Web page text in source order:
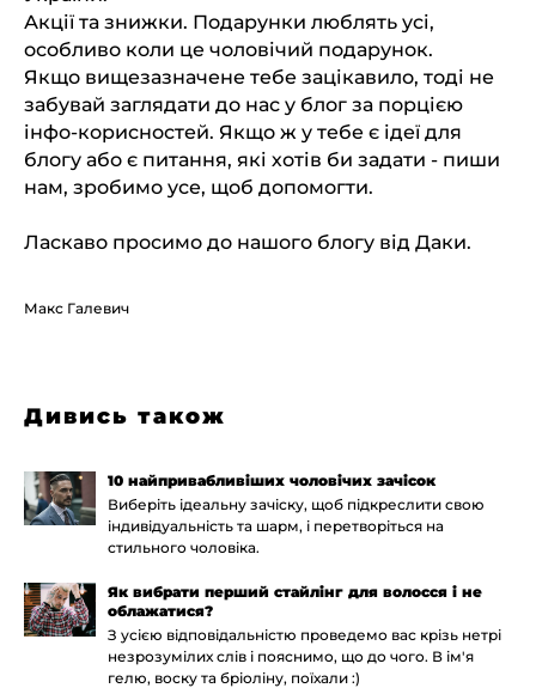
Акції та знижки. Подарунки люблять усі,
особливо коли це чоловічий подарунок.
Якщо вищезазначене тебе зацікавило, тоді не
забувай заглядати до нас у блог за порцією
інфо-корисностей. Якщо ж у тебе є ідеї для
блогу або є питання, які хотів би задати - пиши
нам, зробимо усе, щоб допомогти.
Ласкаво просимо до нашого блогу від Даки.
Макс Галевич
Дивись також
10 найпривабливіших чоловічих зачісок
Виберіть ідеальну зачіску, щоб підкреслити свою
індивідуальність та шарм, і перетворіться на
стильного чоловіка.
Як вибрати перший стайлінг для волосся і не
облажатися?
З усією відповідальністю проведемо вас крізь нетрі
незрозумілих слів і пояснимо, що до чого. В ім'я
гелю, воску та бріоліну, поїхали :)